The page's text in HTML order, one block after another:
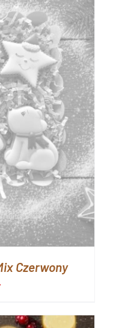
Czerwony